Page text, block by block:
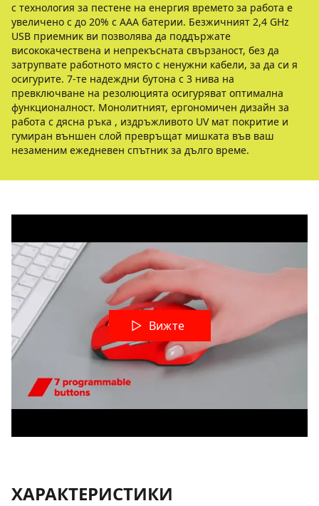
с технология за пестене на енергия времето за работа е
увеличено с до 20% с ААA батерии. Безжичният 2,4 GHz
USB приемник ви позволява да поддържате
висококачествена и непрекъсната свързаност, без да
затрупвате работното място с ненужни кабели, за да си я
осигурите. 7-те надеждни бутона с 3 нива на
превключване на резолюцията осигуряват оптимална
функционалност. Монолитният, ергономичен дизайн за
работа с дясна ръка , издръжливото UV мат покритие и
гумиран външен слой превръщат мишката във ваш
незаменим ежедневен спътник за дълго време.
Вижте
ХАРАКТЕРИСТИКИ